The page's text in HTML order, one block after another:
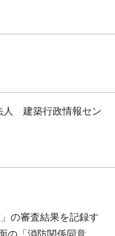
人 建築行政情報セン
の審査結果を記録す